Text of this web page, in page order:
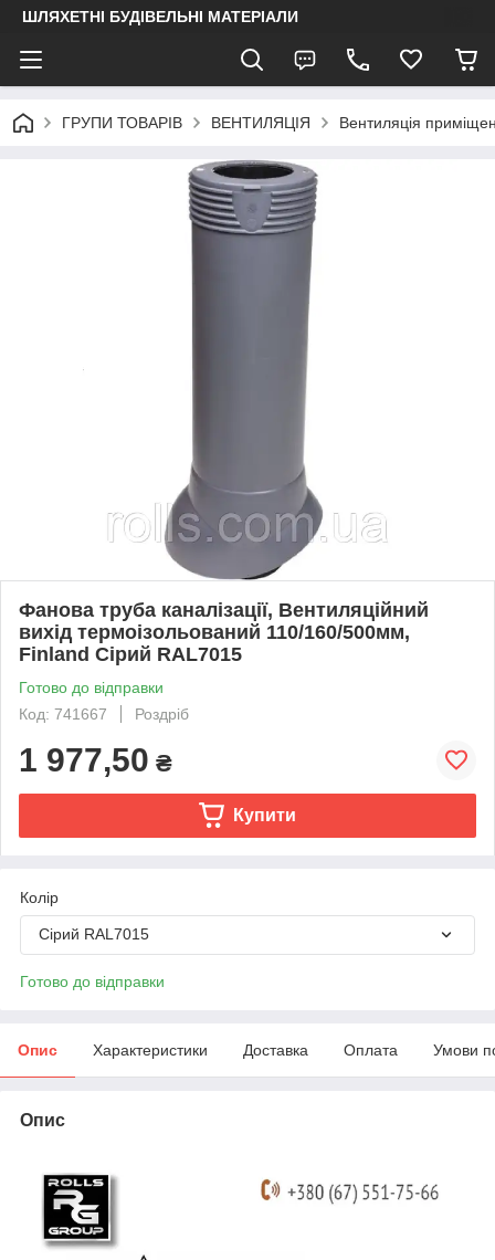
ШЛЯХЕТНІ БУДІВЕЛЬНІ МАТЕРІАЛИ
ГРУПИ ТОВАРІВ ВЕНТИЛЯЦІЯ Вентиляція
Фанова труба каналізації, Вентиляційний
вихід термоізольований 110/160/500мм,
Finland Сірий RAL7015
Готово до відправки
Код: 741667
Роздріб
1 977,50 ₴
Купити
Колір
Сірий RAL7015
Готово до відправки
Опис Характеристики Доставка Оплата Умови
Опис